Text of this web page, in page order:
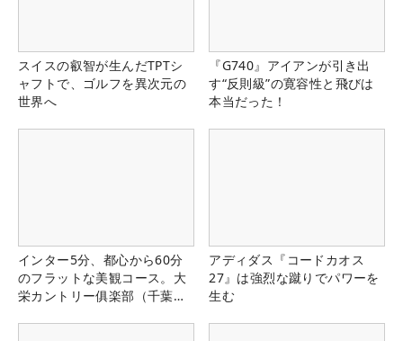
スイスの叡智が生んだTPTシ
ャフトで、ゴルフを異次元の
世界へ
『G740』アイアンが引き出
す“反則級”の寛容性と飛びは
本当だった！
インター5分、都心から60分
のフラットな美観コース。大
栄カントリー俱楽部（千葉
アディダス『コードカオス
27』は強烈な蹴りでパワーを
生む